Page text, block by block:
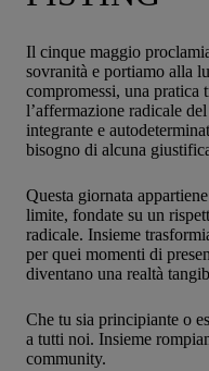
Il cinque maggio
sovranità e portiamo alla
compromessi, una pratica
l’affermazione radicale
integrante e
bisogno di alcuna
Questa giornata
limite, fondate su un
radicale. Insieme
per quei momenti di
diventano una realtà
Che tu sia principiante o
a tutti noi. Insieme
community.